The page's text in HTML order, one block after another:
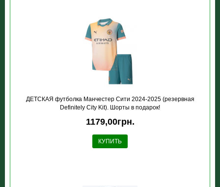
ДЕТСКАЯ футболка Манчестер Сити 2024-2025 (резервная
Definitely City Kit). Шорты в подарок!
1179,00грн.
КУПИТЬ